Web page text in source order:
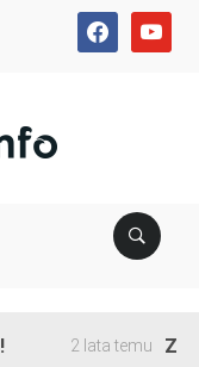
facebookyoutube
2 lata temu